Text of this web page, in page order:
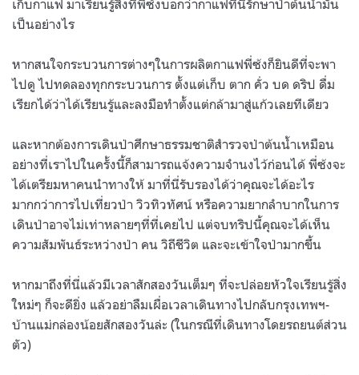
เก็บกาแฟ มาเรียนรู้สิ่งที่พี่ซ้งบอกว่ากาแฟที่นี่รักษาป่าต้นน้ำมัน
เป็นอย่างไร
หากสนใจกระบวนการต่างๆในการผลิตกาแฟพี่ซ้งก็ยินดีที่จะพา
ไปดู ไปทดลองทุกกระบวนการ ตั้งแต่เก็บ ตาก คั่ว บด ดริป ดื่ม
เรียกได้ว่าได้เรียนรู้และลงมือทำตั้งแต่กล้ามาสู่แก้วเลยทีเดียว
และหากต้องการเดินป่าศึกษาธรรมชาติสำรวจป่าต้นน้ำเหมือน
อย่างที่เราไปในครั้งนี้ก็สามารถแจ้งความจำนงไว้ก่อนได้ พี่ซ้งจะ
ได้เตรียมหาคนนำทางให้ มาที่นี่รับรองได้ว่าคุณจะได้อะไร
มากกว่าการไปเที่ยวป่า วิวทิวทัศน์ หรือความยากลำบากในการ
เดินป่าอาจไม่เท่าหลายๆที่ที่เคยไป แต่จบทริปนี้คุณจะได้เห็น
ความสัมพันธ์ระหว่างป่า คน วิถีชีวิต และจะเข้าใจป่ามากขึ้น
หากมาถึงที่นี่แล้วมีเวลาสักสองวันเต็มๆ ที่จะปล่อยหัวใจเรียนรู้สิ่ง
ใหม่ๆ ก็จะดียิ่ง แล้วอย่าลืมเผื่อเวลาเดินทางไปกลับกรุงเทพฯ-
บ้านแม่กล่องน้อยสักสองวันล่ะ (ในกรณีที่เดินทางโดยรถยนต์ส่วน
ตัว)